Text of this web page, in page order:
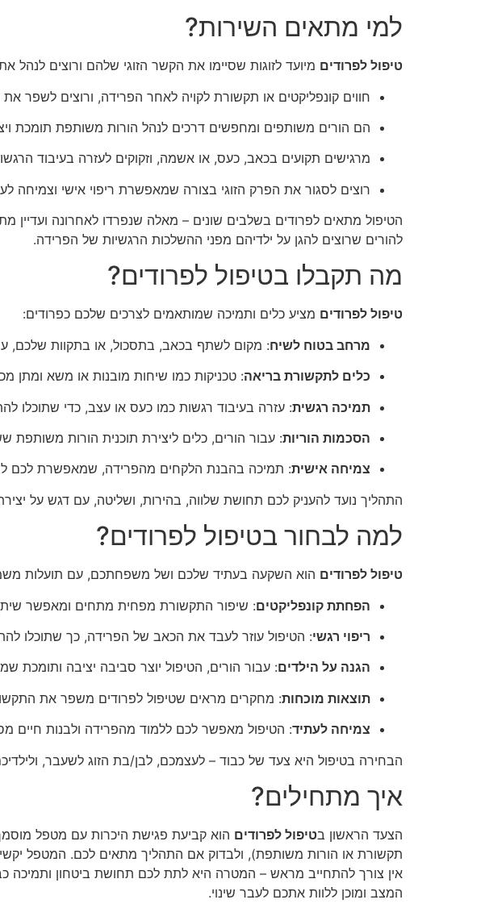
למי מתאים השירות?
טיפול לפרודים מיועד לזוגות שסיימו את הקשר הזוגי שלהם ורוצים
חווים קונפליקטים או תקשורת לקויה לאחר הפרידה, ורוצים לשפר את
הם הורים משותפים ומחפשים דרכים לנהל הורות משותפת תומכת
מרגישים תקועים בכאב, כעס, או אשמה, וזקוקים לעזרה בעיבוד
רוצים לסגור את הפרק הזוגי בצורה שמאפשרת ריפוי אישי וצמיחה
הטיפול מתאים לפרודים בשלבים שונים – מאלה שנפרדו לאחרונה ועדיין
להורים שרוצים להגן על ילדיהם מפני ההשלכות הרגשיות של הפרידה.
מה תקבלו בטיפול לפרודים?
טיפול לפרודים מציע כלים ותמיכה שמותאמים לצרכים שלכם כפרודים:
מרחב בטוח לשיח: מקום לשתף בכאב, בתסכול, או בתקוות
כלים לתקשורת בריאה: טכניקות כמו שיחות מובנות או משא ומתן
תמיכה רגשית: עזרה בעיבוד רגשות כמו כעס או עצב, כדי
הסכמות הוריות: עבור הורים, כלים ליצירת תוכנית הורות משותפת
צמיחה אישית: תמיכה בהבנת הלקחים מהפרידה, שמאפשרת לכם
התהליך נועד להעניק לכם תחושת שלווה, בהירות, ושליטה, עם דגש על
למה לבחור בטיפול לפרודים?
טיפול לפרודים הוא השקעה בעתיד שלכם ושל משפחתכם, עם תועלות
הפחתת קונפליקטים: שיפור התקשורת מפחית מתחים ומאפשר
ריפוי רגשי: הטיפול עוזר לעבד את הכאב של הפרידה, כך שתוכלו
הגנה על הילדים: עבור הורים, הטיפול יוצר סביבה יציבה ותומכת
תוצאות מוכחות: מחקרים מראים שטיפול לפרודים משפר את התקשורת ואת
צמיחה לעתיד: הטיפול מאפשר לכם ללמוד מהפרידה ולבנות חיים
הבחירה בטיפול היא צעד של כבוד – לעצמכם, לבן/בת הזוג לשעבר,
איך מתחילים?
הצעד הראשון בטיפול לפרודים הוא קביעת פגישת היכרות עם מטפל
תקשורת או הורות משותפת), ולבדוק אם התהליך מתאים לכם. המטפל יקשיב
אין צורך להתחייב מראש – המטרה היא לתת לכם תחושת ביטחון ותמיכה
המצב ומוכן ללוות אתכם לעבר שינוי.